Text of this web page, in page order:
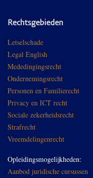
Rechtsgebieden
Letselschade
Legal English
Mededingingsrecht
Ondernemingsrecht
Personen en Familierecht
Privacy en ICT recht
Sociale zekerheidsrecht
Strafrecht
Vreemdelingenrecht
Opleidingsmogelijkheden:
Aanbod juridische cursussen